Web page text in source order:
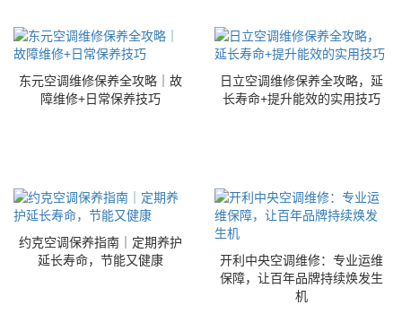
东元空调维修保养全攻略｜故
障维修+日常保养技巧
日立空调维修保养全攻略，延
长寿命+提升能效的实用技巧
约克空调保养指南｜定期养护
延长寿命，节能又健康
开利中央空调维修：专业运维
保障，让百年品牌持续焕发生
机